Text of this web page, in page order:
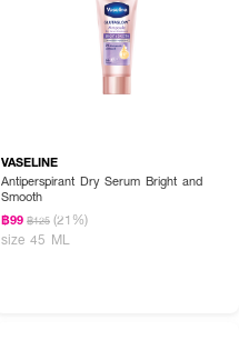
VASELINE
Antiperspirant Dry Serum Bright and
Smooth
฿99 ฿125 (21%)
size 45 ML